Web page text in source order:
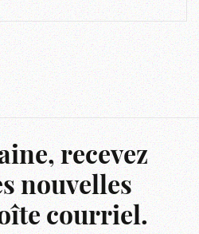
recevez
nouvelles
courriel.